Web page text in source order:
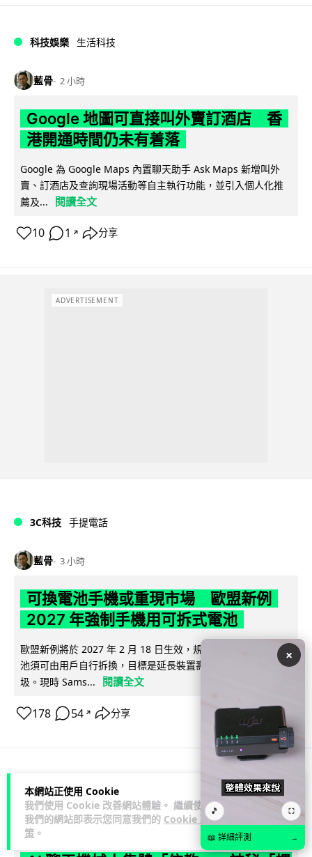
本網站正使用 Cookie
我們使用 Cookie 改善網站體驗。 繼續使用
我們的網站即表示您同意我們的 Cookie 政
策 。
科技娛樂 生活科技
藍骨 2 小時
Google 地圖可直接叫外賣訂酒店 香
港開通時間仍未有着落
Google 為 Google Maps 內置聊天助手 Ask Maps 新增叫外
賣、訂酒店及查詢現場活動等自主執行功能，並引入個人化推
薦及...
閱讀全文
10 1 ↗ 分享
ADVERTISEMENT
3C科技 手提電話
藍骨 3 小時
可換電池手機或重現市場 歐盟新例
2027 年強制手機用可拆式電池
歐盟新例將於 2027 年 2 月 18 日生效，規定手機及平板電腦電
池須可由用戶自行拆換，目標是延長裝置壽命及減少電子垃
圾。現時 Sams...
閱讀全文
178 54 ↗ 分享
人工智能
藍骨 4 小時
×
🎵 ⛶
📖 詳細評測 →